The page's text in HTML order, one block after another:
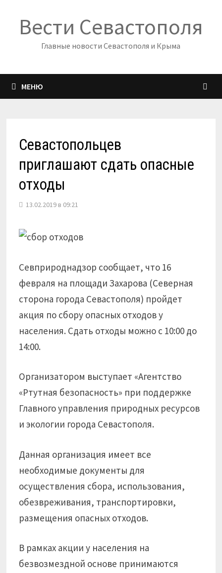
содержимому
Вести Севастополя
Главные новости Севастополя и Крыма
МЕНЮ
Севастопольцев
приглашают сдать опасные
отходы
13.02.2019 в 09:21
Севприроднадзор сообщает, что 16
февраля на площади Захарова (Северная
сторона города Севастополя) пройдет
акция по сбору опасных отходов у
населения. Сдать отходы можно с 10:00 до
14:00.
Организатором выступает «Агентство
«Ртутная безопасность» при поддержке
Главного управления природных ресурсов
и экологии города Севастополя.
Данная организация имеет все
необходимые документы для
осуществления сбора, использования,
обезвреживания, транспортировки,
размещения опасных отходов.
В рамках акции у населения на
безвозмездной основе принимаются